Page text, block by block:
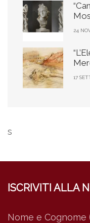
24
17
s
ISCRIVITI ALLA
Nome e